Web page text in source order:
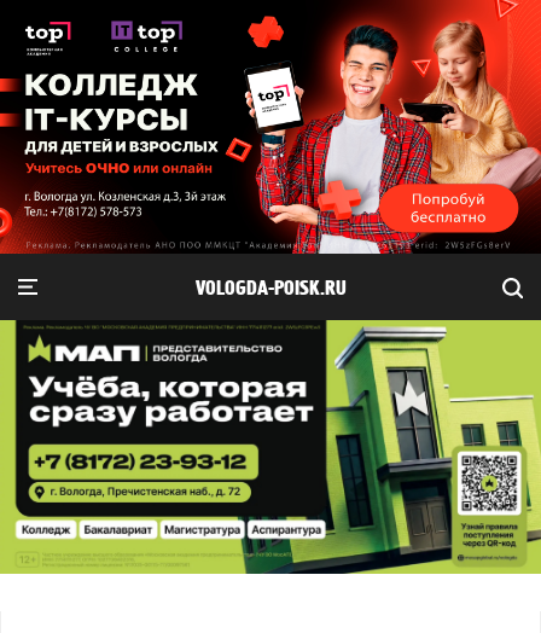
VOLOGDA-POISK.RU